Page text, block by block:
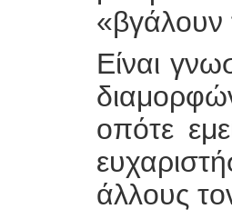
«βγάλουν
Είναι
οπότε
άλλους